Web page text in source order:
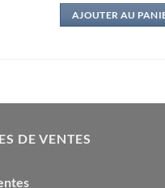
initial
était :
actuel
est :
AJOUTER AU
DE VENTES